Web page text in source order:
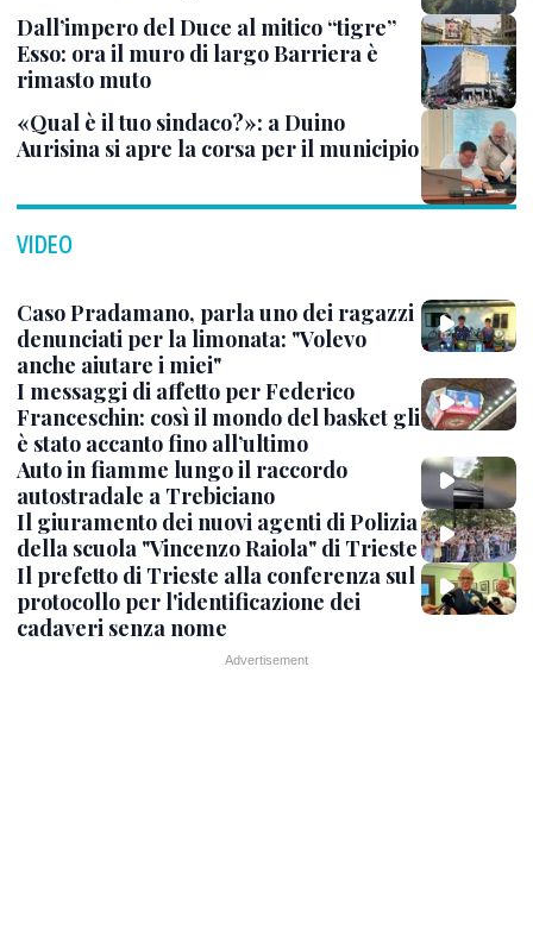
Dall’impero del Duce al mitico “tigre”
Esso: ora il muro di largo Barriera è
rimasto muto
«Qual è il tuo sindaco?»: a Duino
Aurisina si apre la corsa per il municipio
VIDEO
Caso Pradamano, parla uno dei ragazzi
denunciati per la limonata: "Volevo
anche aiutare i miei"
I messaggi di affetto per Federico
Franceschin: così il mondo del basket gli
è stato accanto fino all’ultimo
Auto in fiamme lungo il raccordo
autostradale a Trebiciano
Il giuramento dei nuovi agenti di Polizia
della scuola "Vincenzo Raiola" di Trieste
Il prefetto di Trieste alla conferenza sul
protocollo per l'identificazione dei
cadaveri senza nome